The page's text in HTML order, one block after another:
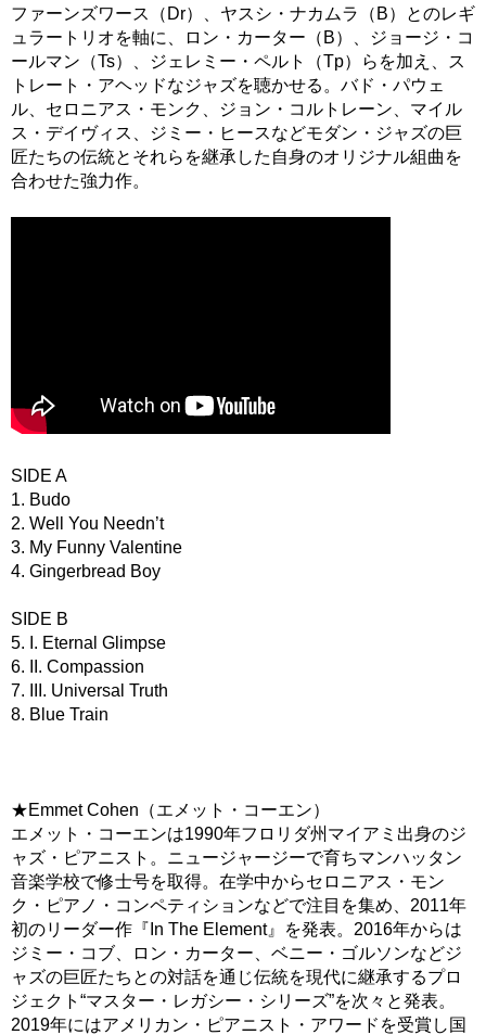
ファーンズワース（Dr）、ヤスシ・ナカムラ（B）とのレギ
ュラートリオを軸に、ロン・カーター（B）、ジョージ・コ
ールマン（Ts）、ジェレミー・ペルト（Tp）らを加え、ス
トレート・アヘッドなジャズを聴かせる。バド・パウェ
ル、セロニアス・モンク、ジョン・コルトレーン、マイル
ス・デイヴィス、ジミー・ヒースなどモダン・ジャズの巨
匠たちの伝統とそれらを継承した自身のオリジナル組曲を
合わせた強力作。
SIDE A
1. Budo
2. Well You Needn’t
3. My Funny Valentine
4. Gingerbread Boy
SIDE B
5. I. Eternal Glimpse
6. II. Compassion
7. III. Universal Truth
8. Blue Train
★Emmet Cohen（エメット・コーエン）
エメット・コーエンは1990年フロリダ州マイアミ出身のジ
ャズ・ピアニスト。ニュージャージーで育ちマンハッタン
音楽学校で修士号を取得。在学中からセロニアス・モン
ク・ピアノ・コンペティションなどで注目を集め、2011年
初のリーダー作『In The Element』を発表。2016年からは
ジミー・コブ、ロン・カーター、ベニー・ゴルソンなどジ
ャズの巨匠たちとの対話を通じ伝統を現代に継承するプロ
ジェクト“マスター・レガシー・シリーズ”を次々と発表。
2019年にはアメリカン・ピアニスト・アワードを受賞し国